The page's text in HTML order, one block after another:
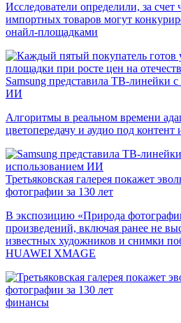
Исследователи определили, за
импортных товаров могут
онайл-площадками
Samsung представила ТВ-линейки
ИИ
Алгоритмы в реальном времени
цветопередачу и аудио под контент
Третьяковская галерея покажет
фотографии за 130 лет
В экспозицию «Природа
произведений, включая ранее не
известных художников и снимки
HUAWEI XMAGE
финансы